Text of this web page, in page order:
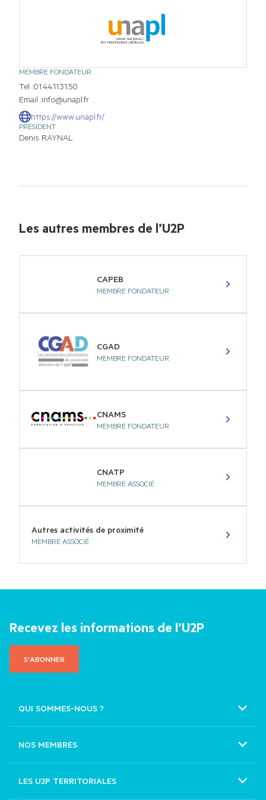
www.sft.fr
MEMBRE FONDATEUR
Tel :01.44.11.31.50
Email :info@unapl.fr
https://www.unapl.fr/
PRÉSIDENT
Denis RAYNAL
CAPEB
MEMBRE FONDATEUR
MEMBRE ASSOCIÉ
Autres activités de proximité